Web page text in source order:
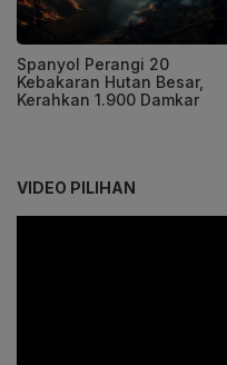
Spanyol Perangi 20
Kebakaran Hutan Besar,
Kerahkan 1.900 Damkar
VIDEO PILIHAN